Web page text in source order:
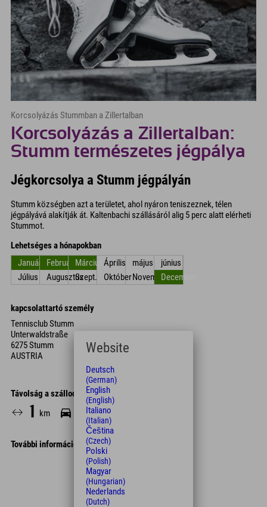
Korcsolyázás Stummban a Zillertalban
Korcsolyázás a Zillertalban:
Stumm természetes jégpálya
Jégkorcsolya a Stumm jégpályán
Stumm községben azt a területet, ahol nyáron teniszeznek, télen
jégpályává alakítják át. Kaltenbachi szállásáról alig 5 perc alatt elérheti
Stummot.
Lehetséges a hónapokban
Január
Február Március Április május
június
Július
AugusztusSzept. OktóberNovemberDecember
kapcsolattartó személy
Tennisclub Stumm
Unterwaldstraße
6275 Stumm
AUSTRIA
Távolság a szállodától
1 km 4 Min.
További információk
Website
Deutsch
(German)
English
(English)
Italiano
(Italian)
Čeština
(Czech)
Polski
(Polish)
Magyar
(Hungarian)
Nederlands
(Dutch)